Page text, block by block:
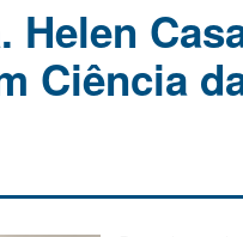
Helen
Ciência